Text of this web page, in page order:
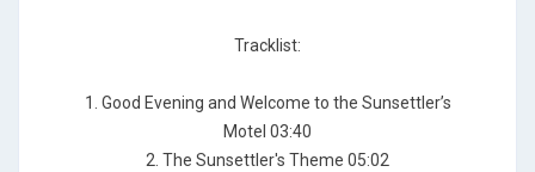
Tracklist:
1. Good Evening and Welcome to the Sunsettler’s
Motel 03:40
2. The Sunsettler's Theme 05:02